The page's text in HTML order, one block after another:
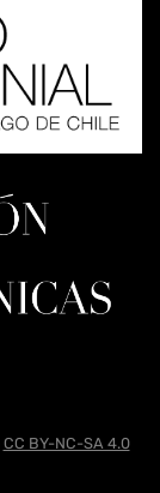
CC BY-NC-SA 4.0